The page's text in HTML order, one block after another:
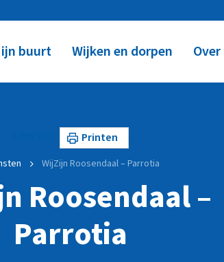
buurt Wijken en dorpen
Printen
WijZijn Roosendaal – Parrotia
Roosendaal –
Parrotia